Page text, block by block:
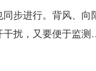
进行。背风、向
干扰，又要便于监